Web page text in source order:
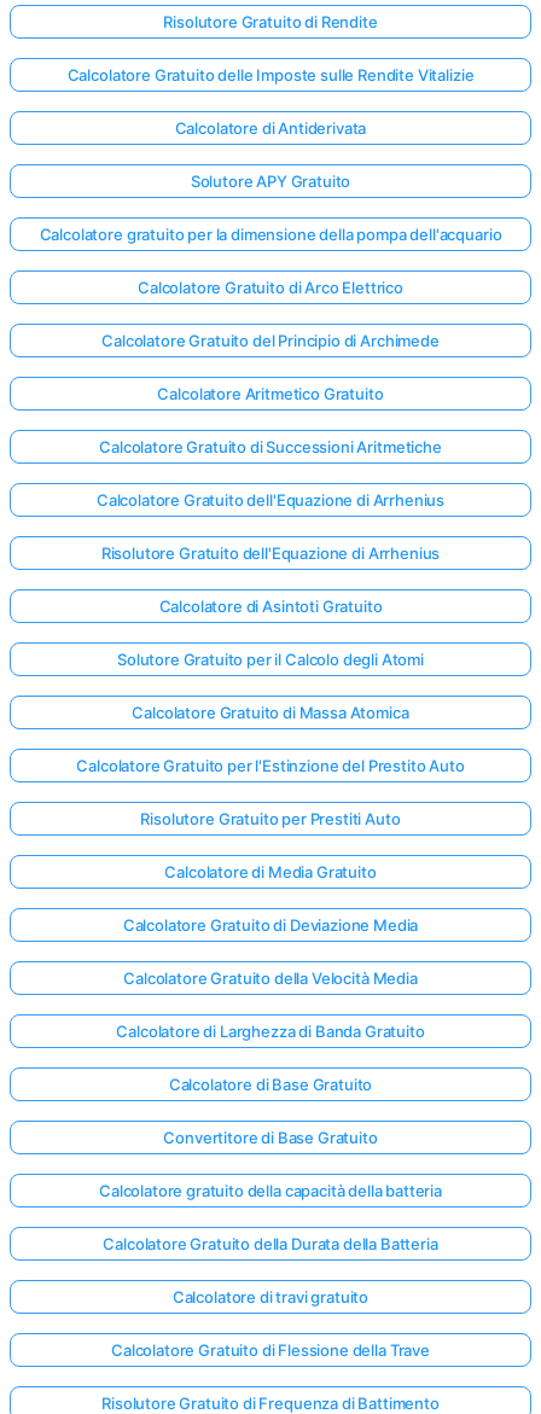
Risolutore Gratuito di Rendite
Calcolatore Gratuito delle Imposte sulle Rendite Vitalizie
Calcolatore di Antiderivata
Solutore APY Gratuito
Calcolatore gratuito per la dimensione della pompa dell'acquario
Calcolatore Gratuito di Arco Elettrico
Calcolatore Gratuito del Principio di Archimede
Calcolatore Aritmetico Gratuito
Calcolatore Gratuito di Successioni Aritmetiche
Calcolatore Gratuito dell'Equazione di Arrhenius
Risolutore Gratuito dell'Equazione di Arrhenius
Calcolatore di Asintoti Gratuito
Solutore Gratuito per il Calcolo degli Atomi
Calcolatore Gratuito di Massa Atomica
Calcolatore Gratuito per l'Estinzione del Prestito Auto
Risolutore Gratuito per Prestiti Auto
Calcolatore di Media Gratuito
Calcolatore Gratuito di Deviazione Media
Calcolatore Gratuito della Velocità Media
Calcolatore di Larghezza di Banda Gratuito
Calcolatore di Base Gratuito
Convertitore di Base Gratuito
Calcolatore gratuito della capacità della batteria
Calcolatore Gratuito della Durata della Batteria
Calcolatore di travi gratuito
Calcolatore Gratuito di Flessione della Trave
Risolutore Gratuito di Frequenza di Battimento